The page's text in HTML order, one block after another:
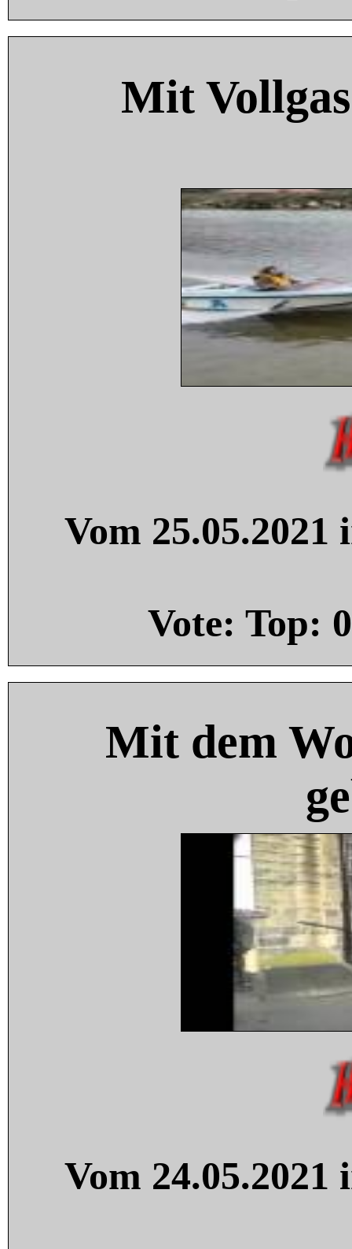
Mit
Vom
Vote: Top: 0
Mit dem
Vom